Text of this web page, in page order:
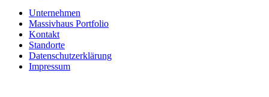
Unternehmen
Massivhaus Portfolio
Kontakt
Standorte
Datenschutzerklärung
Impressum